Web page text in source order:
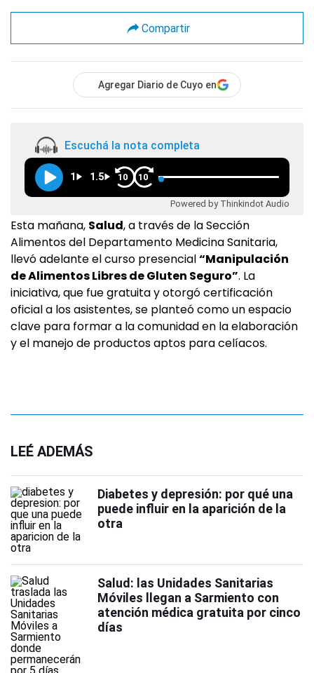
Compartir
Agregar Diario de Cuyo en
Escuchá la nota completa
1 1.5 10 10
Powered by Thinkindot Audio
Esta mañana, Salud, a través de la Sección
Alimentos del Departamento Medicina Sanitaria,
llevó adelante el curso presencial“Manipulación
de Alimentos Libres de Gluten Seguro”. La
iniciativa, que fue gratuita y otorgó certificación
oficial a los asistentes, se planteó como un espacio
clave para formar a la comunidad en la elaboración
y el manejo de productos aptos para celíacos.
LEÉ ADEMÁS
Diabetes y depresión: por qué una
puede influir en la aparición de la
otra
Salud: las Unidades Sanitarias
Móviles llegan a Sarmiento con
atención médica gratuita por cinco
días